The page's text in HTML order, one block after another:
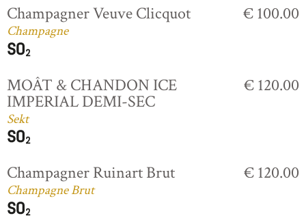
Champagner Veuve Clicquot
Champagne
€ 100.00
MOÂT & CHANDON ICE
IMPERIAL DEMI-SEC
Sekt
€ 120.00
Champagner Ruinart Brut
Champagne Brut
€ 120.00